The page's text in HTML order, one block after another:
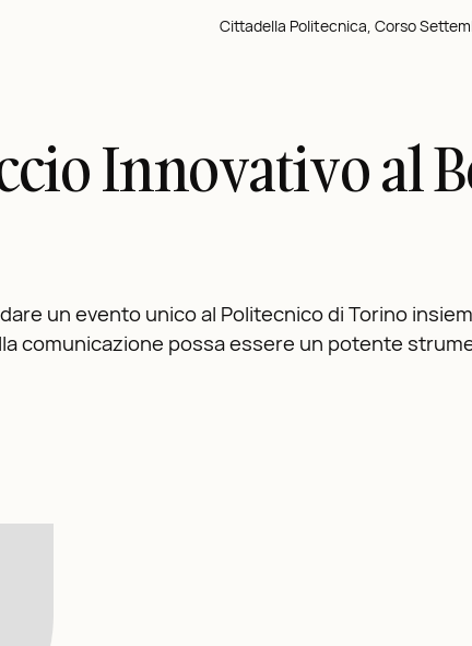
Cittadella Politecnica, Corso
Innovativo al
un evento unico al Politecnico di Torino
comunicazione possa essere un potente